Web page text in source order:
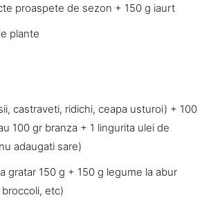
proaspete de sezon + 150 g iaurt
plante
castraveti, ridichi, ceapa usturoi) + 100
100 gr branza + 1 lingurita ulei de
adaugati sare)
gratar 150 g + 150 g legume la abur
etc)